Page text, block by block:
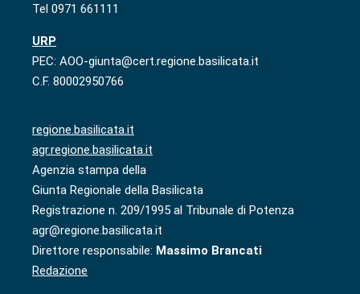
Tel 0971 661111
URP
PEC: AOO-giunta@cert.regione.basilicata.it
C.F. 80002950766
regione.basilicata.it
agr.regione.basilicata.it
Agenzia stampa della
Giunta Regionale della Basilicata
Registrazione n. 209/1995 al Tribunale di Potenza
agr@regione.basilicata.it
Direttore responsabile: Massimo Brancati
Redazione